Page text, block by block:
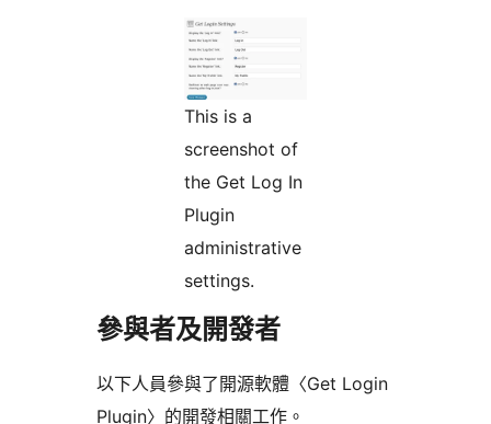
This is a
screenshot of
the Get Log In
Plugin
administrative
settings.
參與者及開發者
以下人員參與了開源軟體〈Get Login
Plugin〉的開發相關工作。